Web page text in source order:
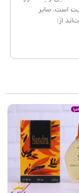
فصول سرد
است. سایر
از: